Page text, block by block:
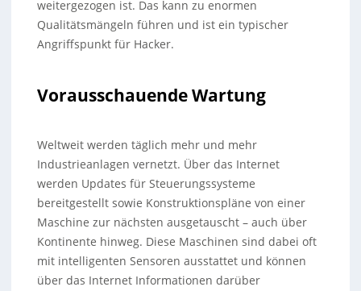
weitergezogen ist. Das kann zu enormen
Qualitätsmängeln führen und ist ein typischer
Angriffspunkt für Hacker.
Vorausschauende Wartung
Weltweit werden täglich mehr und mehr
Industrieanlagen vernetzt. Über das Internet
werden Updates für Steuerungssysteme
bereitgestellt sowie Konstruktionspläne von einer
Maschine zur nächsten ausgetauscht – auch über
Kontinente hinweg. Diese Maschinen sind dabei oft
mit intelligenten Sensoren ausstattet und können
über das Internet Informationen darüber